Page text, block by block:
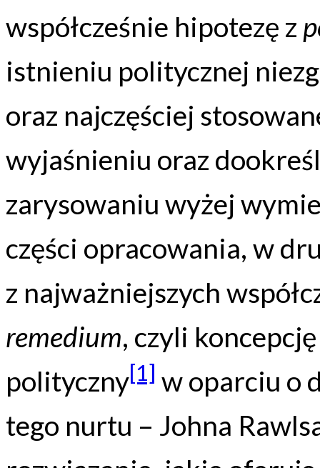
współcześnie hipotezę z
istnieniu politycznej
oraz najczęściej
wyjaśnieniu oraz
zarysowaniu wyżej
części opracowania, w
z najważniejszych
remedium, czyli
polityczny[1] w oparciu o
tego nurtu – Johna